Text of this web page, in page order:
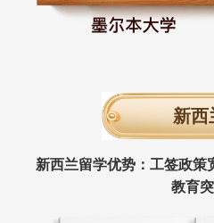
新西
新西兰留学优势：工签政策
教育